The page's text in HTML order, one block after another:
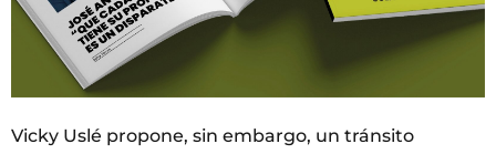
Vicky Uslé propone, sin embargo, un tránsito